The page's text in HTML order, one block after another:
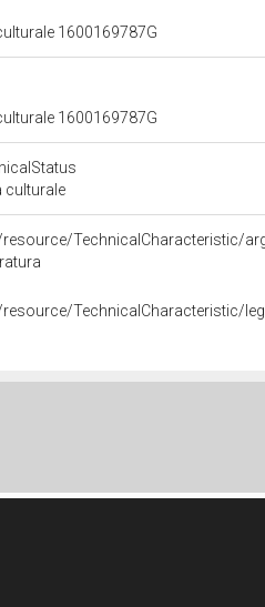
1600169787G
1600169787G
culturale
TechnicalCharacteristic/
TechnicalCharacteristic/